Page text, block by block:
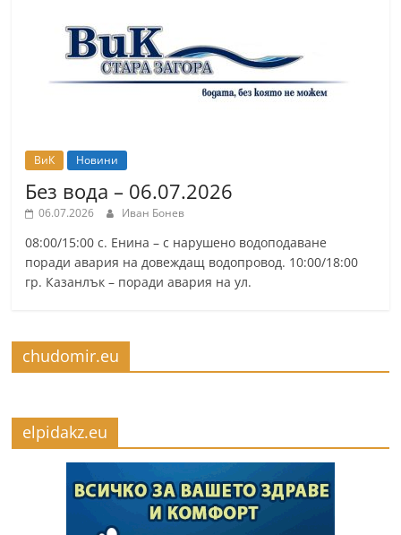
ВиК Новини
Без вода – 06.07.2026
06.07.2026 Иван Бонев
08:00/15:00 с. Енина – с нарушено водоподаване
поради авария на довеждащ водопровод. 10:00/18:00
гр. Казанлък – поради авария на ул.
chudomir.eu
elpidakz.eu